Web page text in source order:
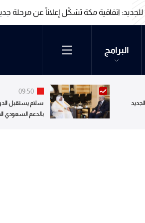
اتفاقية مكة تشكّل إعلاناً عن
للجديد: اتفاقية مكة تشكّل إعلاناً عن
البرامج
09:50
سلام يستقبل
بالدعم السعودي